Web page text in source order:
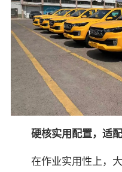
硬核实用配置，适
在作业实用性上，